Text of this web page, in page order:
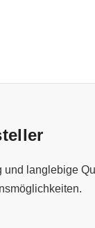
und langlebige